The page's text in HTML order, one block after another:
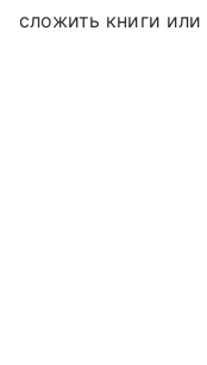
сложить книги